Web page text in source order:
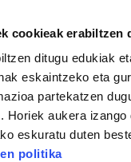
cookieak erabiltzen
ditugu edukiak
eskaintzeko eta
partekatzen
Horiek aukera
eskuratu duten
politika